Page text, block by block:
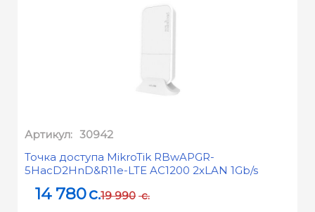
Артикул: 30942
Точка доступа MikroTik RBwAPGR-
5HacD2HnD&R11e-LTE AC1200 2xLAN 1Gb/s
14 780c.19 990 c.